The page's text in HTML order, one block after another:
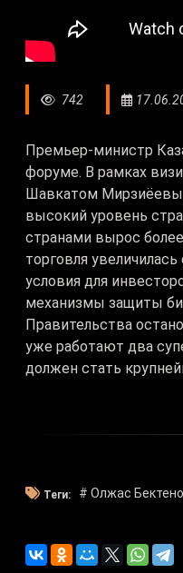
742
Премьер-министр
форуме. В рамках
Шавкатом
высокий уровень
странами вырос
торговля
условия для
механизмы защиты
Правительства
уже работают два
должен стать
Теги: # Олжас